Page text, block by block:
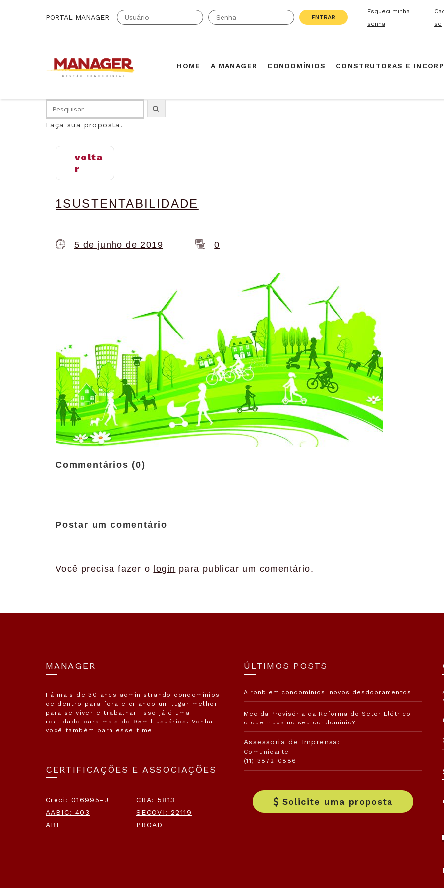
PORTAL MANAGER ENTRAR
Esqueci minha
senha
se
HOME A MANAGER CONDOMÍNIOS CONSTRUTORAS E
Faça sua proposta!
volta
r
1SUSTENTABILIDADE
5 de junho de 2019 0
Commentários (0)
Postar um comentário
Você precisa fazer o login para publicar um comentário.
MANAGER
Há mais de 30 anos administrando condomínios
de dentro para fora e criando um lugar melhor
para se viver e trabalhar. Isso já é uma
realidade para mais de 95mil usuários. Venha
você também para esse time!
CERTIFICAÇÕES E ASSOCIAÇÕES
Creci: 016995-J
CRA: 5813
AABIC: 403
SECOVI: 22119
ABF
PROAD
ÚLTIMOS POSTS
Airbnb em condomínios: novos desdobramentos.
Medida Provisória da Reforma do Setor Elétrico –
o que muda no seu condomínio?
Assessoria de Imprensa:
Comunicarte
(11) 3872-0886
Solicite uma proposta